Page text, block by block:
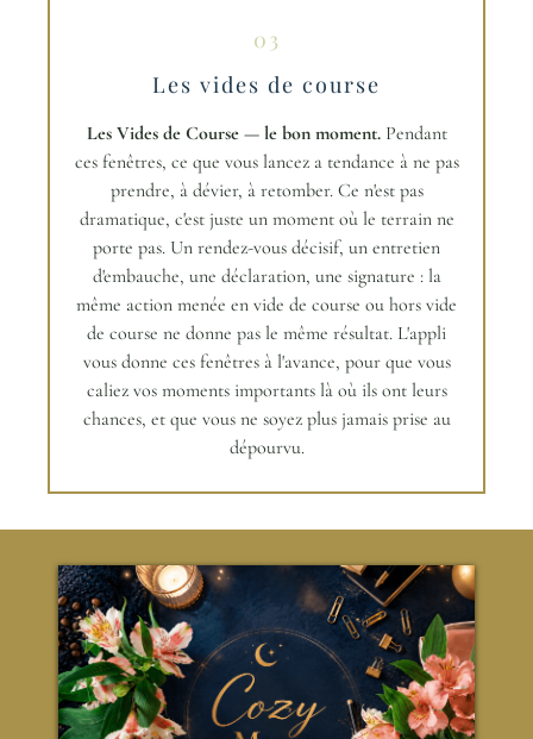
03
Les vides de course
Les Vides de Course — le bon moment.Pendant
ces fenêtres, ce que vous lancez a tendance à ne pas
prendre, à dévier, à retomber. Ce n'est pas
dramatique, c'est juste un moment où le terrain ne
porte pas. Un rendez-vous décisif, un entretien
d'embauche, une déclaration, une signature : la
même action menée en vide de course ou hors vide
de course ne donne pas le même résultat. L'appli
vous donne ces fenêtres à l'avance, pour que vous
caliez vos moments importants là où ils ont leurs
chances, et que vous ne soyez plus jamais prise au
dépourvu.